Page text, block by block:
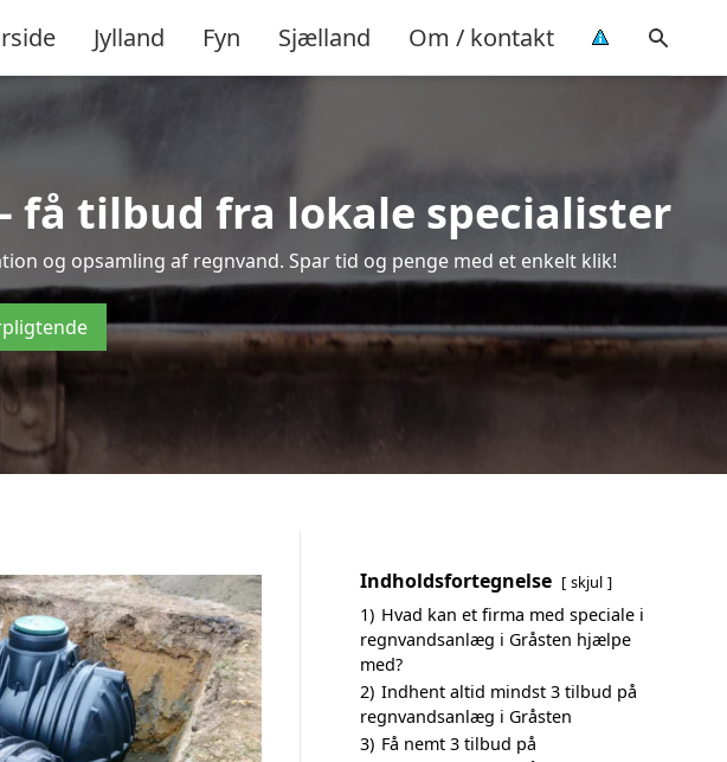
Jylland Fyn Sjælland Om / kontakt
få tilbud fra lokale specialister
og opsamling af regnvand. Spar tid og penge med et enkelt klik!
Indholdsfortegnelse skjul
1) Hvad kan et firma med speciale i
regnvandsanlæg i Gråsten hjælpe
med?
2) Indhent altid mindst 3 tilbud på
regnvandsanlæg i Gråsten
3) Få nemt 3 tilbud på